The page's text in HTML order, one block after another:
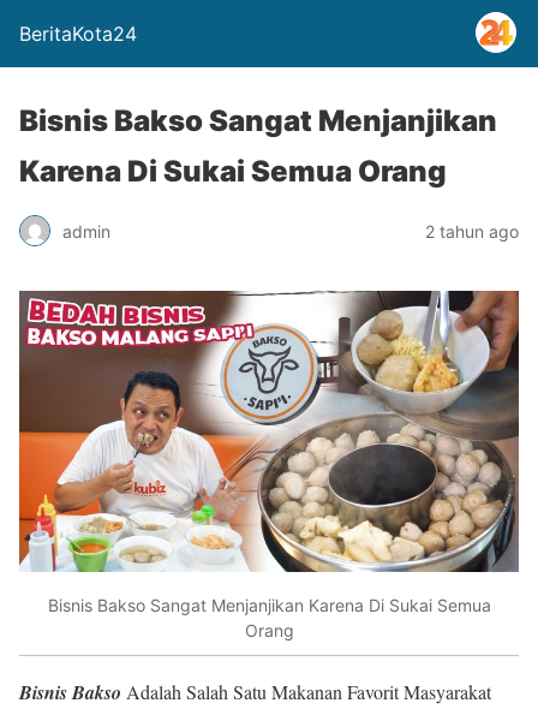
BeritaKota24
Bisnis Bakso Sangat Menjanjikan
Karena Di Sukai Semua Orang
admin 2 tahun ago
Bisnis Bakso Sangat Menjanjikan Karena Di Sukai Semua
Orang
Bisnis Bakso Adalah Salah Satu Makanan Favorit Masyarakat